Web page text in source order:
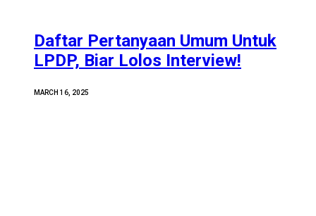
Daftar Pertanyaan Umum Untuk
LPDP, Biar Lolos Interview!
MARCH 16, 2025